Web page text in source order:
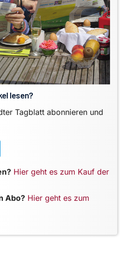
lesen?
Tagblatt abonnieren und
Hier geht es zum Kauf der
Abo? Hier geht es zum